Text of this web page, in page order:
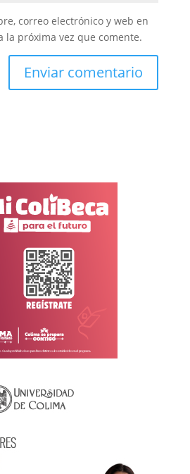
correo electrónico y web en
la próxima vez que comente.